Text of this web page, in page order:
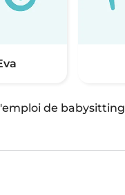
de babysitting